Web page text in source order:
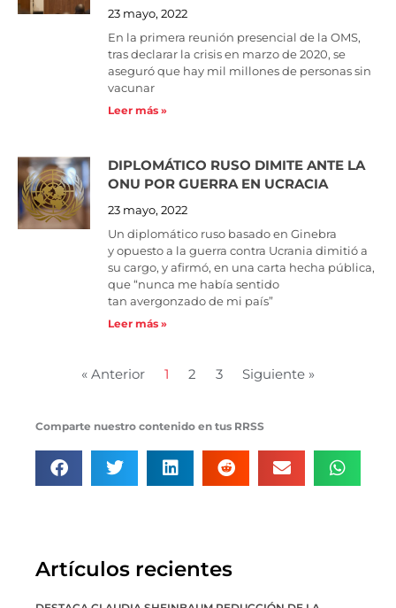
23 mayo, 2022
En la primera reunión presencial de la OMS,
tras declarar la crisis en marzo de 2020, se
aseguró que hay mil millones de personas sin
vacunar
Leer más »
DIPLOMÁTICO RUSO DIMITE ANTE LA
ONU POR GUERRA EN UCRACIA
23 mayo, 2022
Un diplomático ruso basado en Ginebra
y opuesto a la guerra contra Ucrania dimitió a
su cargo, y afirmó, en una carta hecha pública,
que “nunca me había sentido
tan avergonzado de mi país”
Leer más »
« Anterior 1 2 3 Siguiente »
Comparte nuestro contenido en tus RRSS
Artículos recientes